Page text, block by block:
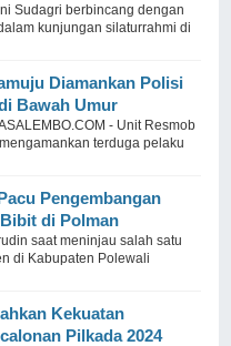
Sudagri berbincang dengan
kunjungan silaturrahmi di
Diamankan Polisi
Bawah Umur
- Unit Resmob
terduga pelaku
Pengembangan
di Polman
saat meninjau salah satu
di Kabupaten Polewali
Kekuatan
Pilkada 2024